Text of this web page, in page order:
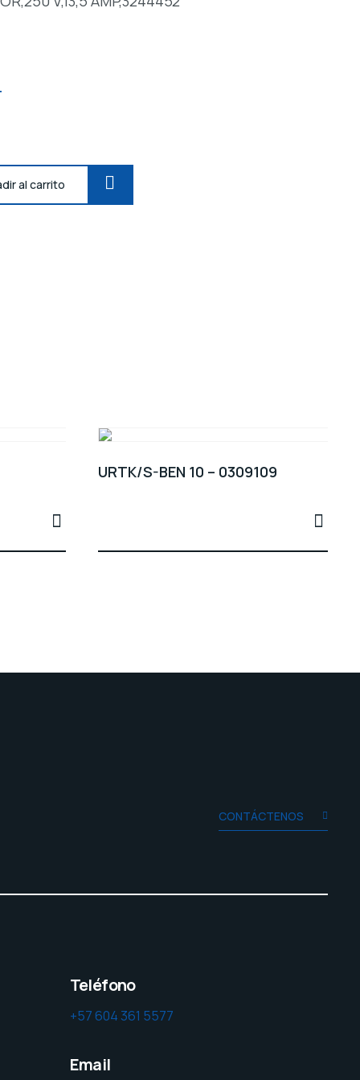
al carrito
URTK/S-BEN 10 – 0309109
CONTÁCTENOS
Teléfono
+57 604 361 5577
Email